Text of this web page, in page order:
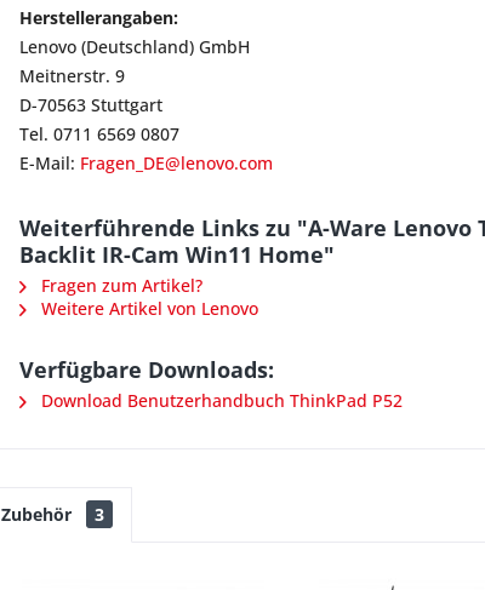
Herstellerangaben:
Lenovo (Deutschland) GmbH
Meitnerstr. 9
D-70563 Stuttgart
Tel. 0711 6569 0807
E-Mail: Fragen_DE@lenovo.com
Weiterführende Links zu "A-Ware Lenovo
Backlit IR-Cam Win11 Home"
Fragen zum Artikel?
Weitere Artikel von Lenovo
Verfügbare Downloads:
Download Benutzerhandbuch ThinkPad P52
Zubehör 3